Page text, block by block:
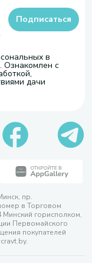
в
. Ознакомлен с
дачи
Подписаться
пр.
в Торговом
горисполком,
Первомайского
покупателей